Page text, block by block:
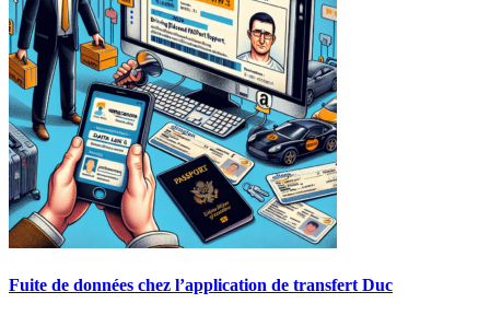
Fuite de données chez l’application de transfert Duc